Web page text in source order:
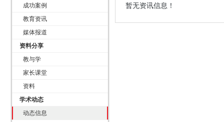
成功案例
教育资讯
媒体报道
资料分享
教与学
家长课堂
资料
学术动态
动态信息
暂无资讯信息！